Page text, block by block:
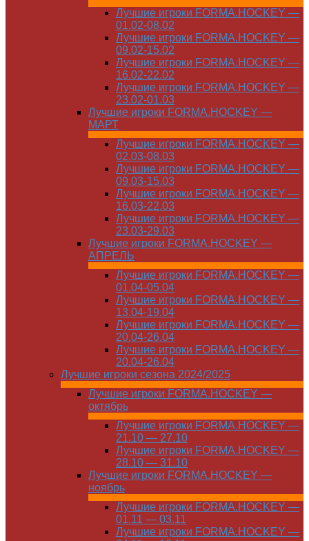
Лучшие игроки FORMA.HOCKEY —
01.02-08.02
Лучшие игроки FORMA.HOCKEY —
09.02-15.02
Лучшие игроки FORMA.HOCKEY —
16.02-22.02
Лучшие игроки FORMA.HOCKEY —
23.02-01.03
Лучшие игроки FORMA.HOCKEY —
МАРТ
Лучшие игроки FORMA.HOCKEY —
02.03-08.03
Лучшие игроки FORMA.HOCKEY —
09.03-15.03
Лучшие игроки FORMA.HOCKEY —
16.03-22.03
Лучшие игроки FORMA.HOCKEY —
23.03-29.03
Лучшие игроки FORMA.HOCKEY —
АПРЕЛЬ
Лучшие игроки FORMA.HOCKEY —
01.04-05.04
Лучшие игроки FORMA.HOCKEY —
13.04-19.04
Лучшие игроки FORMA.HOCKEY —
20.04-26.04
Лучшие игроки FORMA.HOCKEY —
20.04-26.04
Лучшие игроки сезона 2024/2025
Лучшие игроки FORMA.HOCKEY —
октябрь
Лучшие игроки FORMA.HOCKEY —
21.10 — 27.10
Лучшие игроки FORMA.HOCKEY —
28.10 — 31.10
Лучшие игроки FORMA.HOCKEY —
ноябрь
Лучшие игроки FORMA.HOCKEY —
01.11 — 03.11
Лучшие игроки FORMA.HOCKEY —